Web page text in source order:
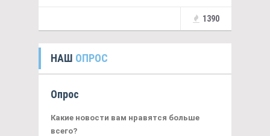
1390
НАШ ОПРОС
Опрос
Какие новости вам нравятся больше
всего?